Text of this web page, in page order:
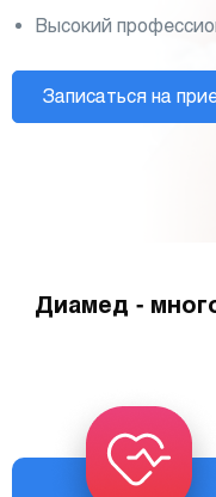
Высокий
Записаться на
Диамед -